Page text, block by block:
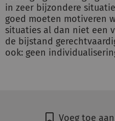
in zeer bijzondere
goed moeten motiveren
situaties al dan niet een
de bijstand
ook: geen
Voeg toe